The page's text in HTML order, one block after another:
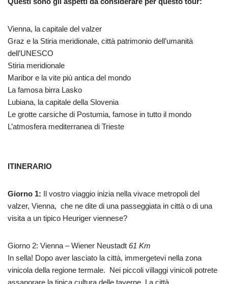
Vienna, la capitale del valzer
Graz e la Stiria meridionale, città patrimonio dell’umanità
dell’UNESCO
Stiria meridionale
Maribor e la vite più antica del mondo
La famosa birra Lasko
Lubiana, la capitale della Slovenia
Le grotte carsiche di Postumia, famose in tutto il mondo
L’atmosfera mediterranea di Trieste
ITINERARIO
Giorno 1: Il vostro viaggio inizia nella vivace metropoli del
valzer, Vienna, che ne dite di una passeggiata in città o di una
visita a un tipico Heuriger viennese?
Giorno 2: Vienna – Wiener Neustadt 61 Km
In sella! Dopo aver lasciato la città, immergetevi nella zona
vinicola della regione termale. Nei piccoli villaggi vinicoli potrete
assaporare la tipica cultura delle taverne. La città